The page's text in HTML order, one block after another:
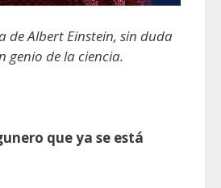
Albert Einstein, sin duda
genio de la ciencia.
que ya se está